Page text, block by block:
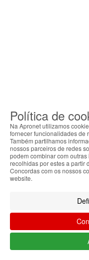
Política de
Na Apronet utilizamos
fornecer funcionalidades de
Também partilhamos
nossos parceiros de redes
podem combinar com
recolhidas por estes a partir
Concordas com os nossos
website.